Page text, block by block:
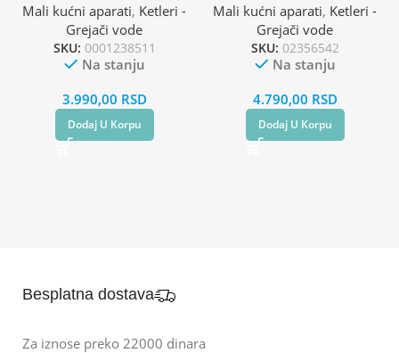
Mali kućni aparati, Ketleri -
Grejači vode
SKU: 0001238511
Na stanju
3.990,00 RSD
Dodaj U Korpu
Mali kućni aparati, Ketleri -
Grejači vode
SKU: 02356542
Na stanju
4.790,00 RSD
Dodaj U Korpu
Besplatna dostava
Za iznose preko 22000 dinara